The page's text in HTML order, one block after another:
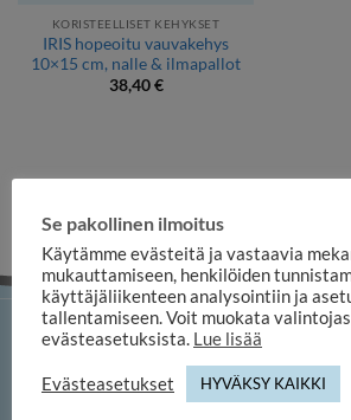
KORISTEELLISET KEHYKSET
IRIS hopeoitu vauvakehys
10×15 cm, nalle & ilmapallot
38,40€
iloosi-verkkokauppa
Memofoto Oy
Se pakollinen ilmoitus
Käytämme evästeitä ja vastaavia
mukauttamiseen, henkilöiden
käyttäjäliikenteen analysointiin ja
tallentamiseen. Voit muokata
evästeasetuksista. Lue lisää
Evästeasetukset HYVÄKSY KAIKKI